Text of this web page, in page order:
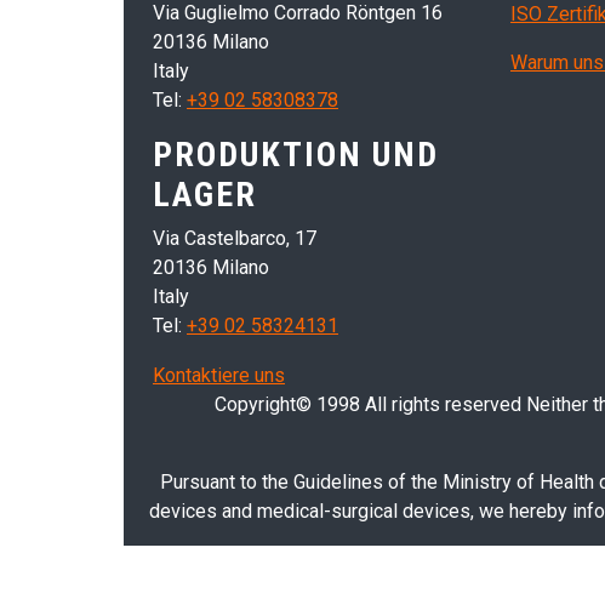
ISO
Warum
Via Guglielmo Corrado Röntgen 16
20136 Milano
Italy
Tel: +39 02 58308378
PRODUKTION UND
LAGER
Via Castelbarco, 17
20136 Milano
Italy
Tel: +39 02 58324131
Kontaktiere uns
Copyright© 1998 All rights reserved Neither
Pursuant to the Guidelines of the Ministry of
devices and medical-surgical devices, we hereby